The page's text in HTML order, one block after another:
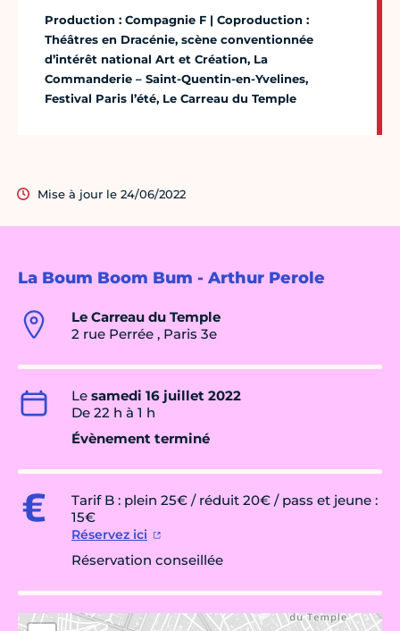
La Boum Boom Bum - Arthur Perole
Le Carreau du Temple
2 rue Perrée , Paris 3e
Le samedi 16 juillet 2022
De 22 h à 1 h
Évènement terminé
Tarif B : plein 25€ / réduit 20€ / pass et jeune :
15€
Réservez ici
Réservation conseillée
Production : Compagnie F | Coproduction :
Théâtres en Dracénie, scène conventionnée
d’intérêt national Art et Création, La
Commanderie – Saint-Quentin-en-Yvelines,
Festival Paris l’été, Le Carreau du Temple
Mise à jour le 24/06/2022